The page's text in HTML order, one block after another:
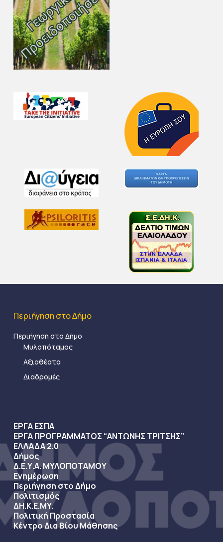
Περιήγηση στο Δήμο
Περιήγηση στο Δήμο
Μυλοπόταμος
Αξιοθέατα
Διαδρομές
ΕΡΓΑ ΕΣΠΑ
ΕΡΓΑ ΠΡΟΓΡΑΜΜΑΤΟΣ “ΑΝΤΩΝΗΣ ΤΡΙΤΣΗΣ”
ΕΛΛΑΔΑ 2.0
Δήμος
Δ.Ε.Υ.Α. ΜΥΛΟΠΟΤΑΜΟΥ
Ενημέρωση
Περιήγηση στο Δήμο
Πολιτισμός
ΔΗ.Κ.Ε.ΜΥ.
Πολιτική Προστασία
Κέντρο Δια Βίου Μάθησης